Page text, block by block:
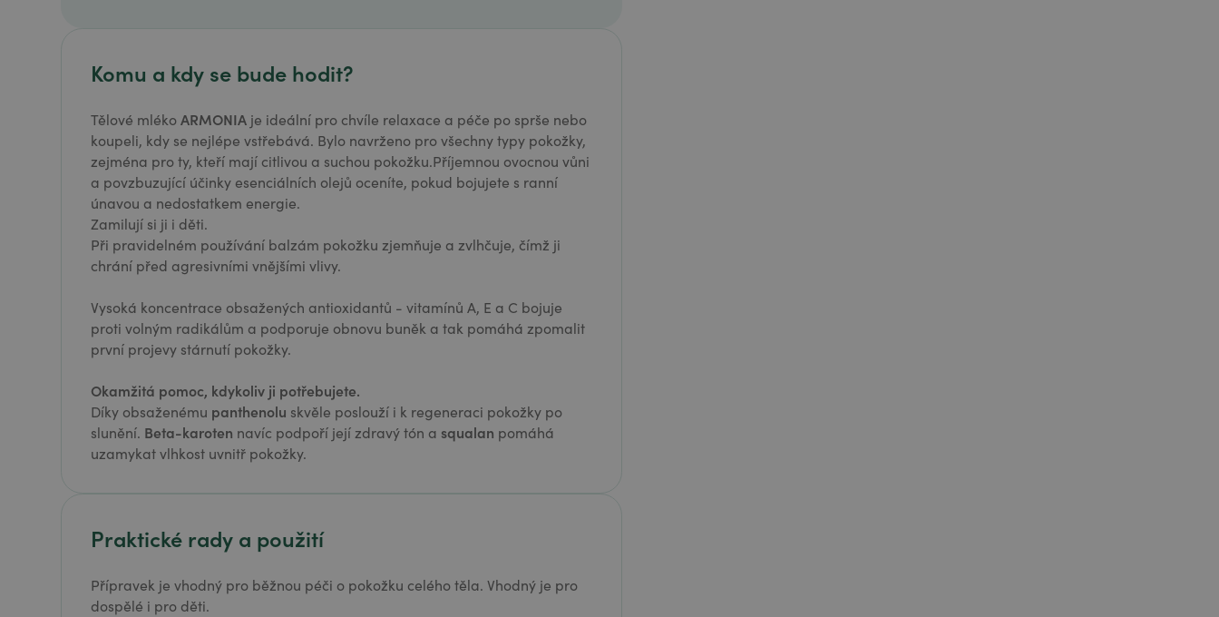
Komu a kdy se bude hodit?
Tělové mlékoARMONIA je ideální pro chvíle relaxace a péče po sprše nebo
koupeli, kdy se nejlépe vstřebává. Bylo navrženo pro všechny typy pokožky,
zejména pro ty, kteří mají citlivou a suchou pokožku.Příjemnou ovocnou vůni
a povzbuzující účinky esenciálních olejů oceníte, pokud bojujete s ranní
únavou a nedostatkem energie.
Zamilují si ji i děti.
Při pravidelném používání balzám pokožku zjemňuje a zvlhčuje, čímž ji
chrání před agresivními vnějšími vlivy.
Vysoká koncentrace obsažených antioxidantů - vitamínů A, E a C bojuje
proti volným radikálům a podporuje obnovu buněk a tak pomáhá zpomalit
první projevy stárnutí pokožky.
Okamžitá pomoc, kdykoliv ji potřebujete.
Díky obsaženému panthenolu skvěle poslouží i k regeneraci pokožky po
slunění. Beta-karoten navíc podpoří její zdravý tón a squalan pomáhá
uzamykat vlhkost uvnitř pokožky.
Praktické rady a použití
Přípravek je vhodný pro běžnou péči o pokožku celého těla. Vhodný je pro
dospělé i pro děti.